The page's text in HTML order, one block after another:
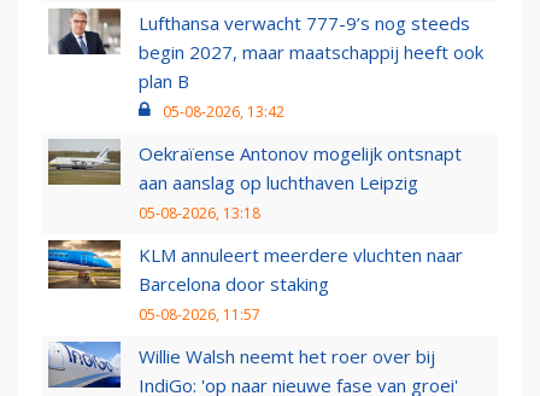
Lufthansa verwacht 777-9’s nog steeds
begin 2027, maar maatschappij heeft ook
plan B
05-08-2026, 13:42
Oekraïense Antonov mogelijk ontsnapt
aan aanslag op luchthaven Leipzig
05-08-2026, 13:18
KLM annuleert meerdere vluchten naar
Barcelona door staking
05-08-2026, 11:57
Willie Walsh neemt het roer over bij
IndiGo: 'op naar nieuwe fase van groei'